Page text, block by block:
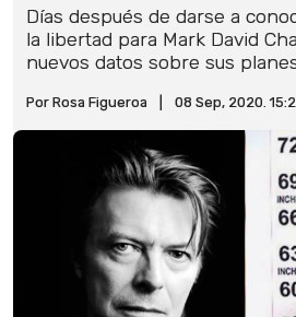
Días después de darse a
la libertad para Mark David
nuevos datos sobre sus
Por Rosa Figueroa 08 Sep, 2020.